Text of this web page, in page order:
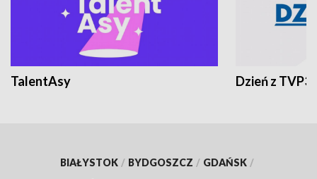
TalentAsy Dzień z TVP3
BIAŁYSTOK / BYDGOSZCZ / GDAŃSK /